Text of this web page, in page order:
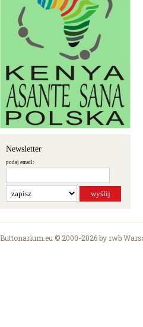
Newsletter
podaj email:
Buttonarium.eu © 2000-2026 by rwb